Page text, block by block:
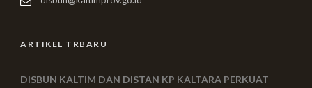
ARTIKEL TRBARU
DISBUN KALTIM DAN DISTAN KP KALTARA PERKUAT